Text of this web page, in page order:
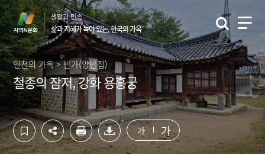
컨
텐
츠
영
역
바
로
기
하
단
영
역
바
로
가
생활과 민속
삶과 지혜가 녹아 있는, 한국의 가옥
인천의 가옥 > 반가(양반집)
철종의 잠저, 강화 용흥궁
가 가